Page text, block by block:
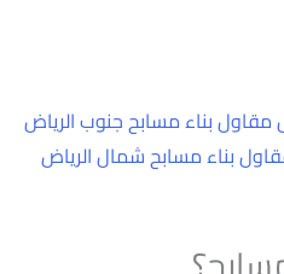
مقاول بناء مسابح جنوب الرياض
بناء مسابح شمال الرياض